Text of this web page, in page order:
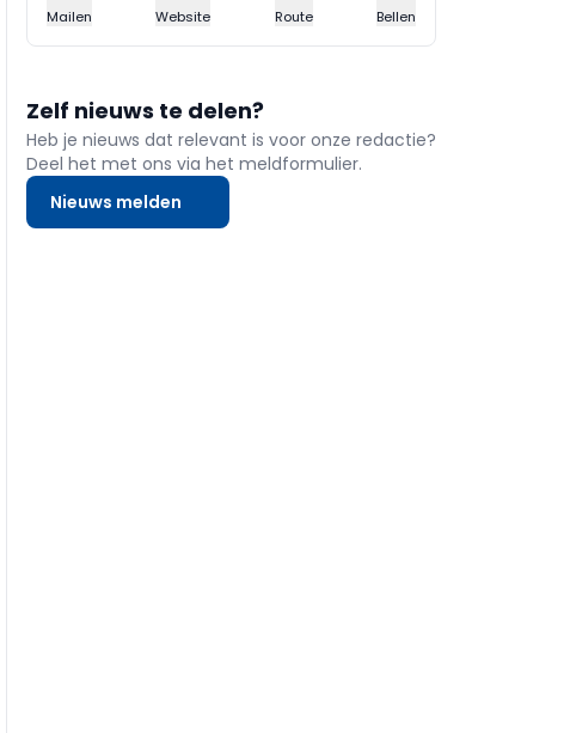
Mailen Website Route Bellen
Zelf nieuws te delen?
Heb je nieuws dat relevant is voor onze redactie?
Deel het met ons via het meldformulier.
Nieuws melden